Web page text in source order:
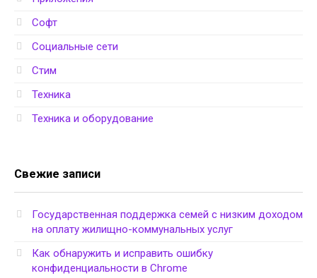
Софт
Социальные сети
Стим
Техника
Техника и оборудование
Свежие записи
Государственная поддержка семей с низким доходом
на оплату жилищно-коммунальных услуг
Как обнаружить и исправить ошибку
конфиденциальности в Chrome